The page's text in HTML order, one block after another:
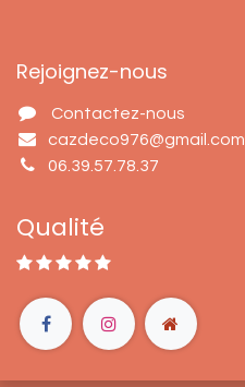
Rejoignez-nous
Contactez-nous
cazdeco976@gmail.com
06.39.57.78.37
Qualité